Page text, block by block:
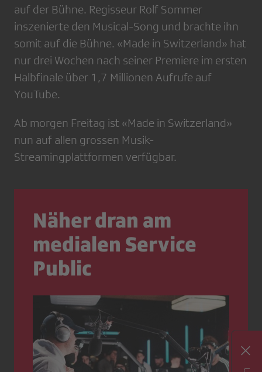
auf der Bühne. Regisseur Rolf Sommer
inszenierte den Musical-Song und brachte ihn
somit auf die Bühne. «Made in Switzerland» hat
nur drei Wochen nach seiner Premiere im ersten
Halbfinale über 1,7 Millionen Aufrufe auf
YouTube.
Ab morgen Freitag ist «Made in Switzerland»
nun auf allen grossen Musik-
Streamingplattformen verfügbar.
Näher dran am
medialen Service
Public